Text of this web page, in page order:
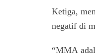
Ketiga,
negatif di
“MMA